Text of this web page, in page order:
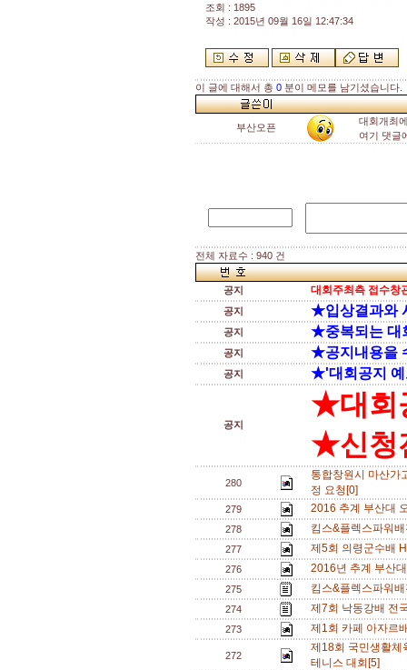
조회 : 1895
작성 : 2015년 09월 16일 12:47:34
이 글에 대해서 총 0 분이 메모를 남기셨습니다.
부산오픈
대회개최
여기 댓글
전체 자료수 : 940 건
공지 대회주최측 접수창
공지 ★입상결과와
공지 ★중복되는 대
공지 ★공지내용을
공지 ★'대회공지 예
공지
★대회
★신청
280
통합창원시 마산가
정 요청[0]
279 2016 추계 부산대
278 킴스&플렉스파워
277 제5회 의령군수배
276 2016년 추계 부산
275 킴스&플렉스파워
274 제7회 낙동강배 전
273 제1회 카페 아자르
272
제18회 국민생활체
테니스 대회[5]